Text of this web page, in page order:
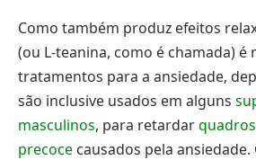
Como também produz efeitos
(ou L-teanina, como é chamada) é
tratamentos para a ansiedade,
são inclusive usados em alguns
masculinos, para retardar
precoce causados pela